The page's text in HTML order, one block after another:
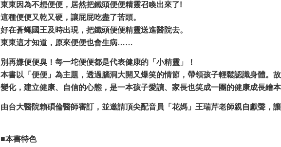
東東因為不想便便，居然把鐵頭便便精靈召喚出來了!
這種便便又乾又硬，讓屁屁吃盡了苦頭。
好在蒼蠅國王及時出現，把鐵頭便便精靈送進醫院去。
東東這才知道，原來便便也會生病……
別再嫌便便臭！每一坨便便都是代表健康的「小精靈」！
本書以「便便」為主題，透過腦洞大開又爆笑的情節，帶領孩子輕鬆認識身體。
變化，建立健康、自信的心態，是一本孩子愛讀、家長也笑成一團的健康成長繪
由台大醫院賴碩倫醫師審訂，並邀請頂尖配音員「花媽」王瑞芹老師親自獻聲，
■本書特色